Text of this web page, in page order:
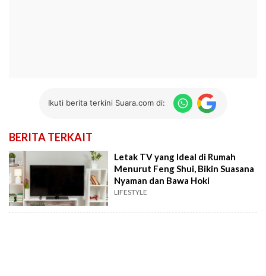
Ikuti berita terkini Suara.com di:
BERITA TERKAIT
Letak TV yang Ideal di Rumah
Menurut Feng Shui, Bikin Suasana
Nyaman dan Bawa Hoki
LIFESTYLE